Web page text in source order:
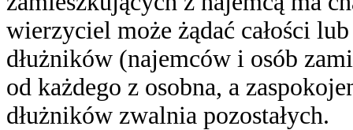
wierzyciel może żądać całości
dłużników (najemców i osób
od każdego z osobna, a
dłużników zwalnia pozostałych.